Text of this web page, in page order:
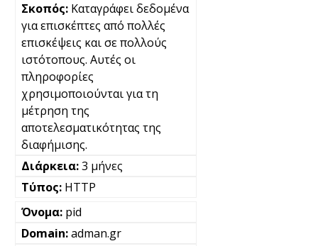
Καταγράφει δεδομένα
για επισκέπτες από πολλές
επισκέψεις και σε πολλούς
ιστότοπους. Αυτές οι
πληροφορίες
χρησιμοποιούνται για τη
μέτρηση της
αποτελεσματικότητας της
διαφήμισης.
3 μήνες
HTTP
pid
adman.gr